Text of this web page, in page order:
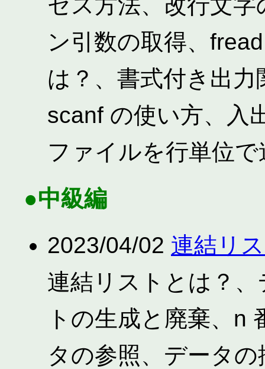
ン引数の取得、
は？、書式付き出
scanf の使い方、入
ファイルを行単位
●中級編
2023/04/02 連結リ
連結リストとは？
トの生成と廃棄、n
タの参照、データ